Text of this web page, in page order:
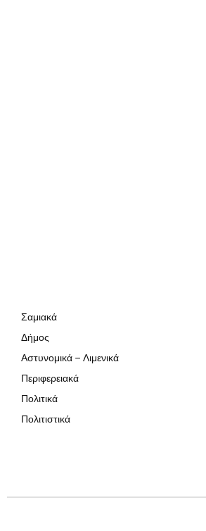
Σαμιακά
Δήμος
Αστυνομικά – Λιμενικά
Περιφερειακά
Πολιτικά
Πολιτιστικά